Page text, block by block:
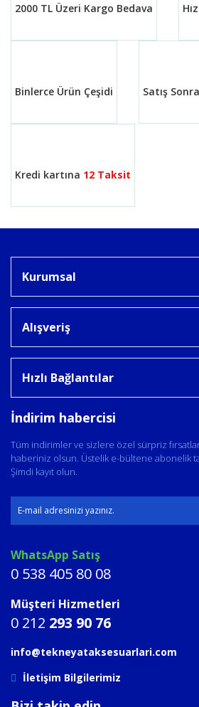
2000 TL Üzeri Kargo Bedava
Binlerce Ürün Çeşidi Satış
Kredi kartına 12 Taksit
Kurumsal
Alışveriş
Hızlı Bağlantılar
İndirim habercisi
Tüm indirimler ve sizlere özel sürpriz
haberiniz olsun. Üstelik e-bültene abonelik
Şimdi kayıt olun.
WhatsApp Satış
0 538 405 80 08
Müşteri Hizmetleri
0 212 293 90 76
info@tekneyataksesuarlari.com
İletişim Bilgilerimiz